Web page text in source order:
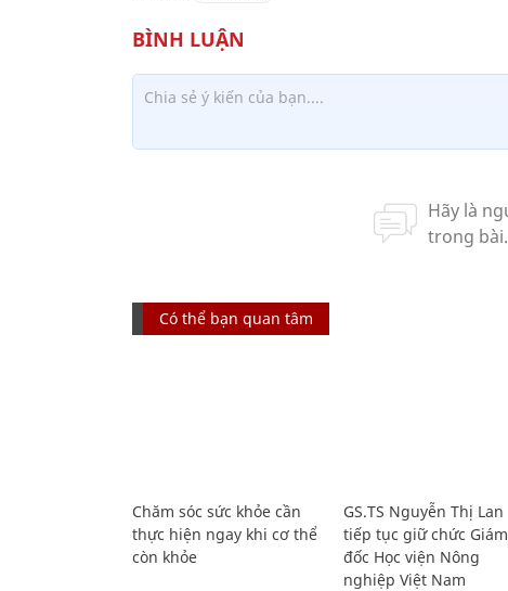
Có thể bạn quan tâm
Chăm sóc sức khỏe cần
thực hiện ngay khi cơ thể
còn khỏe
GS.TS Nguyễn Thị Lan
tiếp tục giữ chức Giám
đốc Học viện Nông
nghiệp Việt Nam